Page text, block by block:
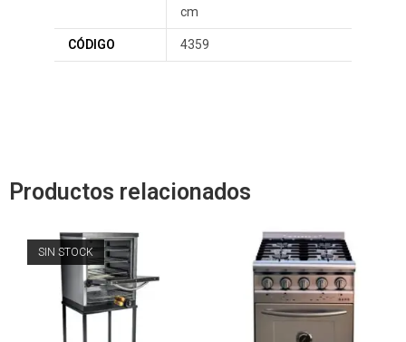
cm
CÓDIGO 4359
Productos relacionados
SIN STOCK